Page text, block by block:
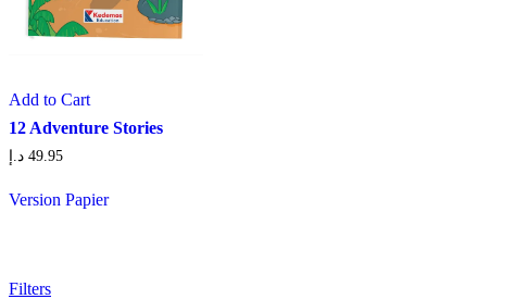
Add to Cart
12 Adventure Stories
49.95 د.إ
Version Papier
Filters